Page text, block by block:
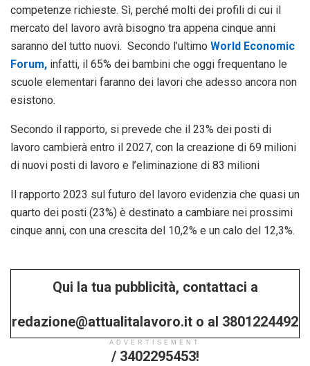
competenze richieste. Sì, perché molti dei profili di cui il
mercato del lavoro avrà bisogno tra appena cinque anni
saranno del tutto nuovi. Secondo l’ultimo World Economic
Forum, infatti, il 65% dei bambini che oggi frequentano le
scuole elementari faranno dei lavori che adesso ancora non
esistono.
Secondo il rapporto, si prevede che il 23% dei posti di
lavoro cambierà entro il 2027, con la creazione di 69 milioni
di nuovi posti di lavoro e l’eliminazione di 83 milioni
Il rapporto 2023 sul futuro del lavoro evidenzia che quasi un
quarto dei posti (23%) è destinato a cambiare nei prossimi
cinque anni, con una crescita del 10,2% e un calo del 12,3%.
Qui la tua pubblicità, contattaci a
redazione@attualitalavoro.it o al 3801224492
/ 3402295453!
ADVERTISEMENT